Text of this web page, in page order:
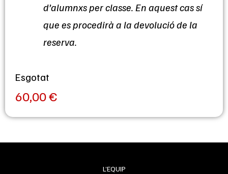
d’alumnxs per classe. En aquest cas sí
que es procedirà a la devolució de la
reserva.
Esgotat
60,00€
L’EQUIP